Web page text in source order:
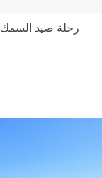
رحلة صيد السمك